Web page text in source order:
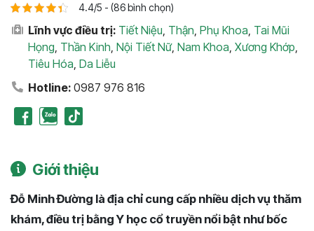
4.4/5 - (86 bình chọn)
Lĩnh vực điều trị: Tiết Niệu, Thận, Phụ Khoa, Tai Mũi
Họng, Thần Kinh, Nội Tiết Nữ, Nam Khoa, Xương Khớp,
Tiêu Hóa, Da Liễu
Hotline: 0987 976 816
Giới thiệu
Đỗ Minh Đường là địa chỉ cung cấp nhiều dịch vụ thăm
khám, điều trị bằng Y học cổ truyền nổi bật như bốc